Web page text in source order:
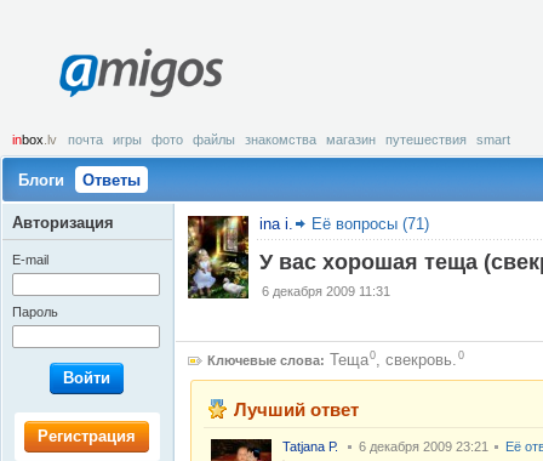
amigos
inbox .lv почта игры фото файлы знакомства магазин путешествия smart
Блоги Ответы
ina i. Её вопросы (71)
У вас хорошая теща
6 декабря 2009 11:31
Ключевые слова: Теща0, свекровь. 0
Лучший ответ
Tatjana Р. 6 декабря 2009 23:21 Её
Авторизация
E-mail
Пароль
Войти
Регистрация